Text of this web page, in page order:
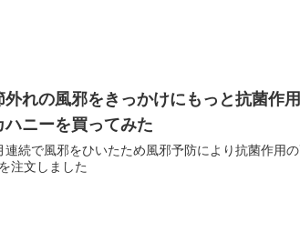
外れの風邪をきっかけにもっと抗菌作
ハニーを買ってみた
連続で風邪をひいたため風邪予防により抗菌作用
注文しました